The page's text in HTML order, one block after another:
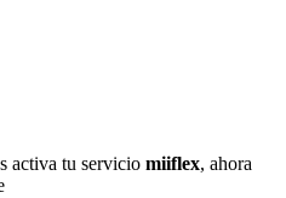
activa tu servicio miiflex, ahora